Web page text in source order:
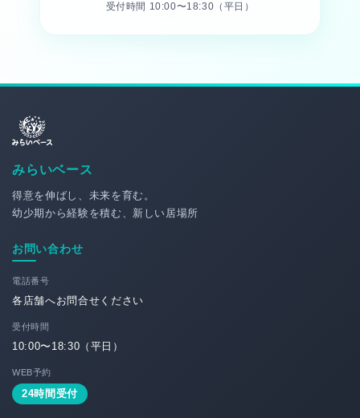
受付時間 10:00〜18:30（平日）
みらいベース
得意を伸ばし、未来を育む。
幼少期から経験を積む、新しい居場所
お問い合わせ
電話番号
各店舗へお問合せください
受付時間
10:00〜18:30（平日）
WEB予約
24時間受付